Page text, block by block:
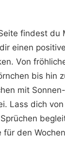
findest du
einen
Von
bis hin
mit
Lass dich
für den